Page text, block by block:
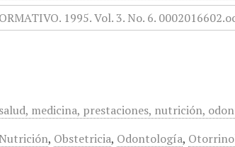
medicina, prestaciones, nutrición,
Nutrición, Obstetricia, Odontología,